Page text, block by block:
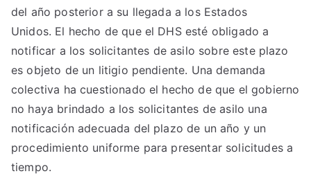
del año posterior a su llegada a los Estados
Unidos. El hecho de que el DHS esté obligado a
notificar a los solicitantes de asilo sobre este plazo
es objeto de un litigio pendiente. Una demanda
colectiva ha cuestionado el hecho de que el gobierno
no haya brindado a los solicitantes de asilo una
notificación adecuada del plazo de un año y un
procedimiento uniforme para presentar solicitudes a
tiempo.